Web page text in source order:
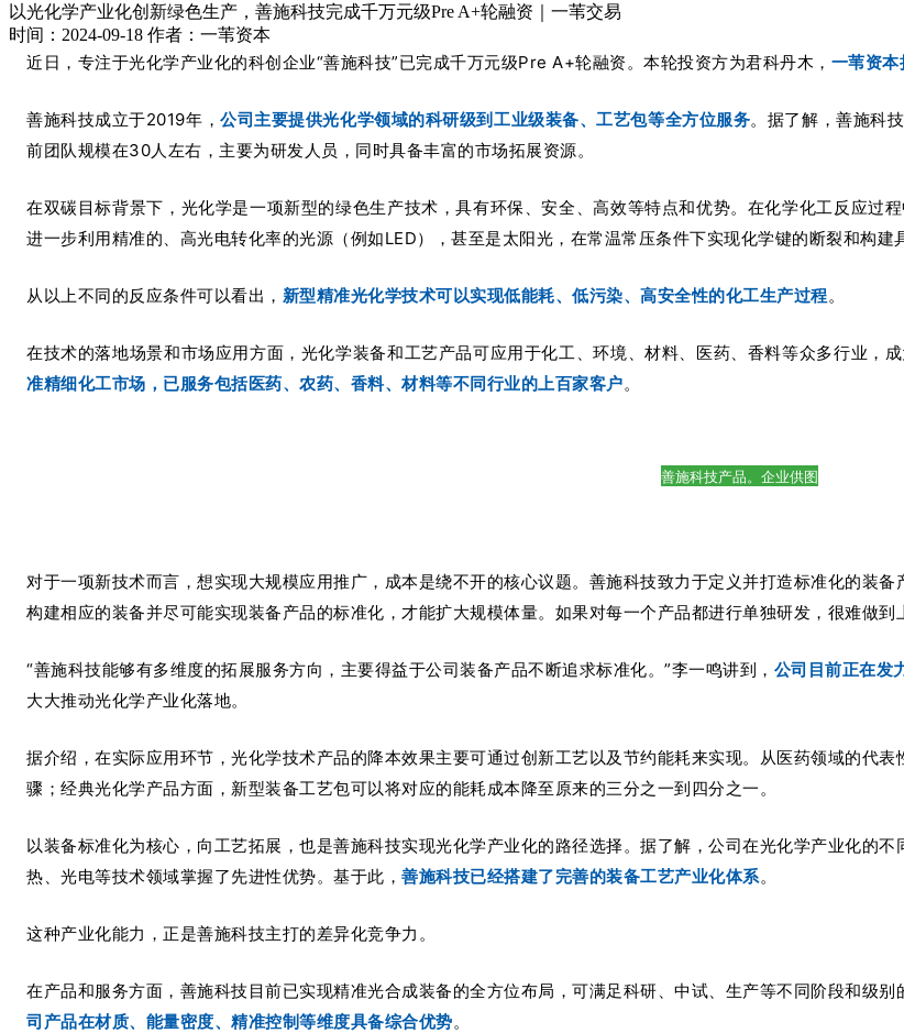
以光化学产业化创新绿色生产，善施科技完成千万元级Pre A+轮融资｜一苇交易
时间：2024-09-18 作者：一苇资本
近日，专注于光化学产业化的科创企业“善施科技”已完成千万元级Pre A+轮融资。 本轮投资方为君科丹木， 一苇资
善施科技成立于2019年，公司主要提供光化学领域的科研级到工业级装备、工艺包等全方位服务。据了解，善施科
前团队规模在30人左右，主要为研发人员，同时具备丰富的市场拓展资源。
在双碳目标背景下，光化学是一项新型的绿色生产技术，具有环保、安全、高效等特点和优势。在化学化工反应过
进一步利用精准的、高光电转化率的光源（例如LED），甚至是太阳光，在常温常压条件下实现化学键的断裂和构建
从以上不同的反应条件可以看出， 新型精准光化学技术可以实现低能耗、低污染、高安全性的化工生产过程。
在技术的落地场景和市场应用方面，光化学装备和工艺产品可应用于化工、环境、材料、医药、香料等众多行业，
准精细化工市场，已服务包括医药、农药、香料、材料等不同行业的上百家客户。
善施科技产品。企业供图
对于一项新技术而言，想实现大规模应用推广，成本是绕不开的核心议题。 善施科技致力于定义并打造标准化的装备
构建相应的装备并尽可能实现装备产品的标准化，才能扩大规模体量。 如果对每一个产品都进行单独研发，很难做到
“善施科技能够有多维度的拓展服务方向，主要得益于公司装备产品不断追求标准化。”李一鸣讲到， 公司目前正在发
大大推动光化学产业化落地。
据介绍，在实际应用环节，光化学技术产品的降本效果主要可通过创新工艺以及节约能耗来实现。从医药领域的代
骤；经典光化学产品方面，新型装备工艺包可以将对应的能耗成本降至原来的三分之一到四分之一。
以装备标准化为核心，向工艺拓展，也是善施科技实现光化学产业化的路径选择。据了解，公司在光化学产业化的
热、光电等技术领域掌握了先进性优势。基于此， 善施科技已经搭建了完善的装备工艺产业化体系。
这种产业化能力，正是善施科技主打的差异化竞争力。
在产品和服务方面，善施科技目前已实现精准光合成装备的全方位布局，可满足科研、中试、生产等不同阶段和级别
司产品在材质、能量密度、精准控制等维度具备综合优势。